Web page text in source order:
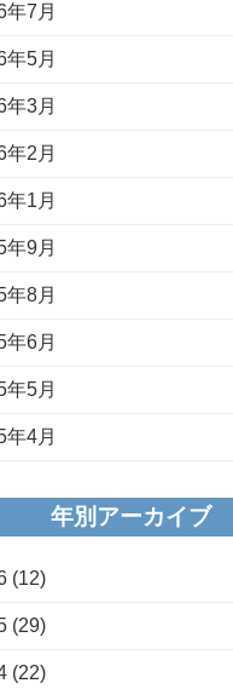
年7月
年5月
年3月
年2月
年1月
年9月
年8月
年6月
年5月
年4月
年別アーカイブ
(12)
(29)
(22)